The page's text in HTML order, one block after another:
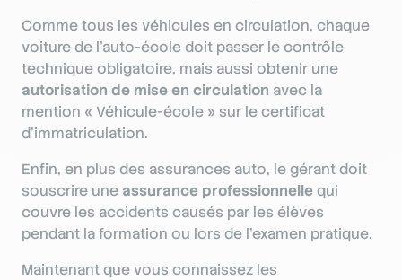
Comme tous les véhicules en circulation, chaque
voiture de l’auto-école doit passer le contrôle
technique obligatoire, mais aussi obtenir une
autorisation de mise en circulation avec la
mention « Véhicule-école » sur le certificat
d’immatriculation.
Enfin, en plus des assurances auto, le gérant doit
souscrire une assurance professionnellequi
couvre les accidents causés par les élèves
pendant la formation ou lors de l’examen pratique.
Maintenant que vous connaissez les